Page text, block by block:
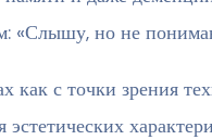
«Слышу, но не
как с точки зрения